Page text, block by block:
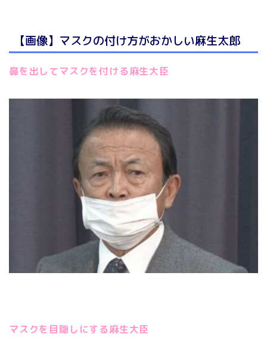
【画像】マスクの付け方がおかしい麻生太郎
鼻を出してマスクを付ける麻生大臣
マスクを目隠しにする麻生大臣